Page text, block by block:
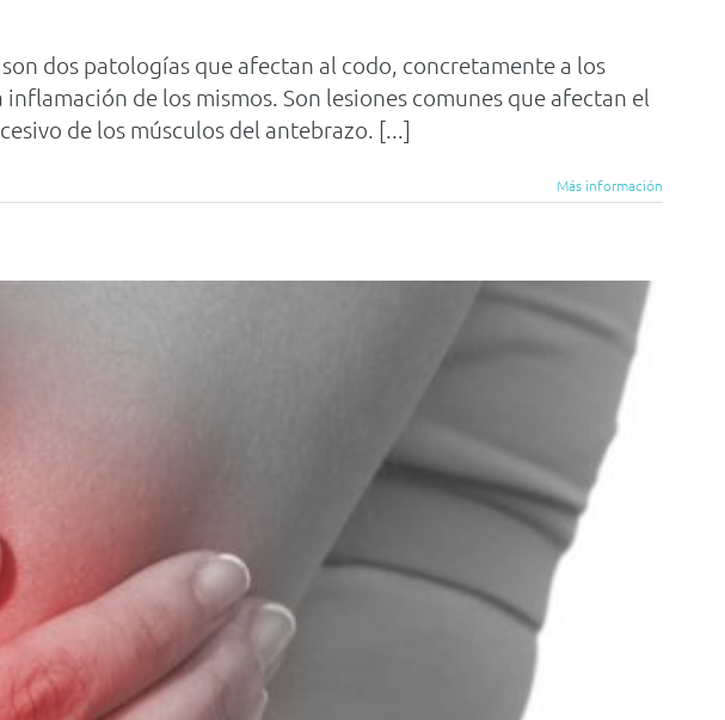
dos patologías que afectan al codo, concretamente a los
de los mismos. Son lesiones comunes que afectan el
de los músculos del antebrazo. [...]
Más información